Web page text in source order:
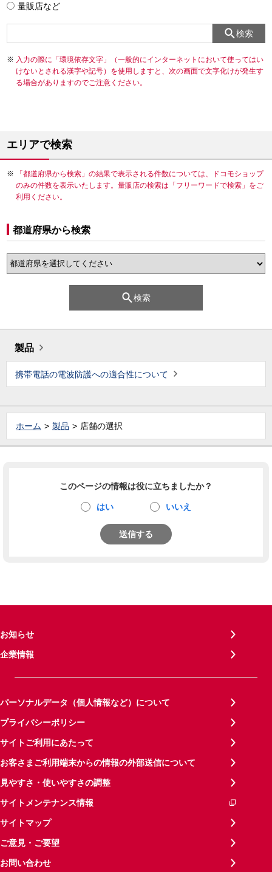
量販店など
検索
入力の際に「環境依存文字」（一般的にインターネットにおいて使ってはい
けないとされる漢字や記号）を使用しますと、次の画面で文字化けが発生す
る場合がありますのでご注意ください。
エリアで検索
「都道府県から検索」の結果で表示される件数については、ドコモショップ
のみの件数を表示いたします。量販店の検索は「フリーワードで検索」をご
利用ください。
都道府県から検索
検索
製品
携帯電話の電波防護への適合性について
ホーム 製品 店舗の選択
このページの情報は役に立ちましたか？
はい いいえ
送信する
お知らせ
企業情報
パーソナルデータ（個人情報など）について
プライバシーポリシー
サイトご利用にあたって
お客さまご利用端末からの情報の外部送信について
見やすさ・使いやすさの調整
サイトメンテナンス情報
サイトマップ
ご意見・ご要望
お問い合わせ